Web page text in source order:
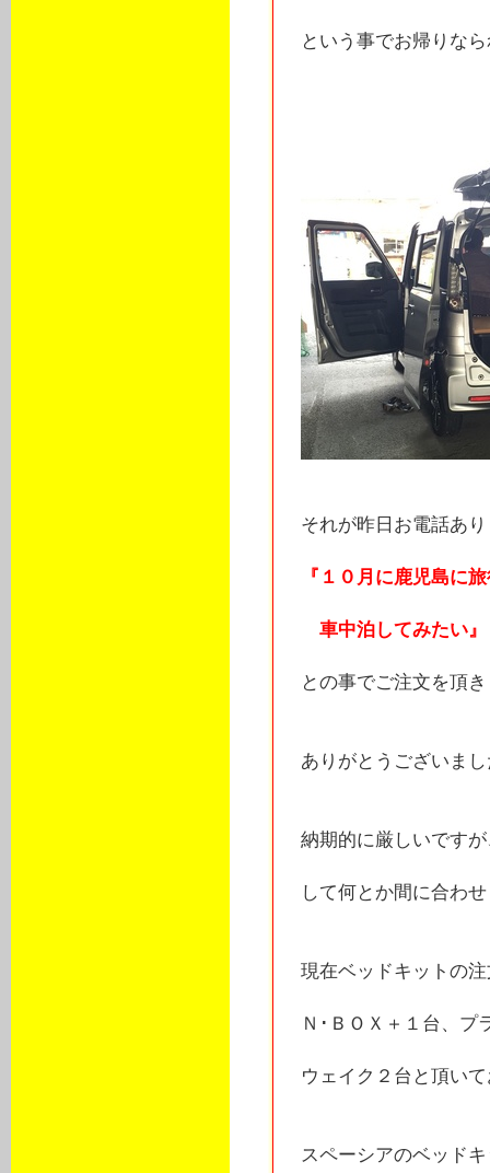
という事でお帰りな
それが昨日お電話あり
『１０月に鹿児島に
車中泊してみたい』
との事でご注文を頂
ありがとうございま
納期的に厳しいです
して何とか間に合わ
現在ベッドキットの
Ｎ･ＢＯＸ＋１台、プ
ウェイク２台と頂い
スペーシアのベッド